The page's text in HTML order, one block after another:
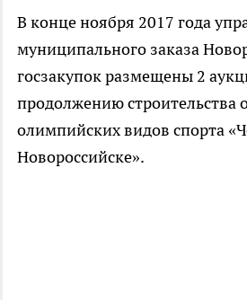
В конце ноября 2017 года
муниципального заказа
госзакупок размещены 2
продолжению строительства
олимпийских видов спорта
Новороссийске».